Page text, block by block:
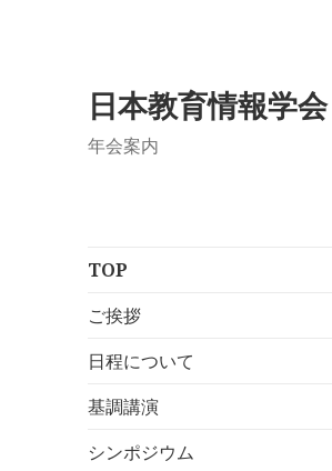
日本教育情報学会
年会案内
TOP
ご挨拶
日程について
基調講演
シンポジウム